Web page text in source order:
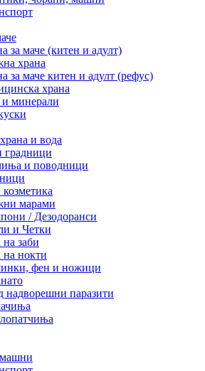
за маче (китен и адулт)
храна
за маче китен и адулт (рефус)
храна
минерали
и вода
градници
и поводници
марами
/ Дезодоранси
и Четки
заби
на нокти
фен и ножици
надворешни паразити